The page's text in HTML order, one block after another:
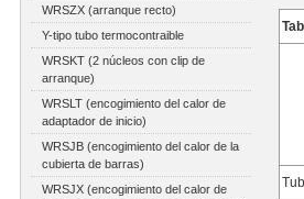
WRSZX (arranque recto)
Y-tipo tubo termocontraible
WRSKT (2 núcleos con clip de
arranque)
WRSLT (encogimiento del calor de
adaptador de inicio)
WRSJB (encogimiento del calor de la
cubierta de barras)
WRSJX (encogimiento del calor de